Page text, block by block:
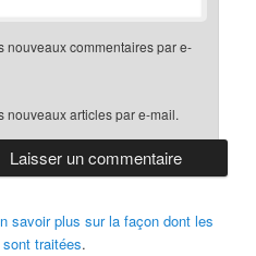
nouveaux commentaires par e-
nouveaux articles par e-mail.
savoir plus sur la façon dont les
traitées.